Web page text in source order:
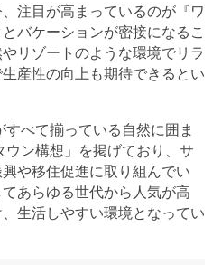
注目が高まっているのが『ワ
バケーションが密接になるこ
リゾートのような環境でリラ
産性の向上も期待できるとい
べて揃っている自然に囲ま
ン構想」を掲げており、サ
や移住促進に取り組んでい
あらゆる世代から人気が高
生活しやすい環境となってい